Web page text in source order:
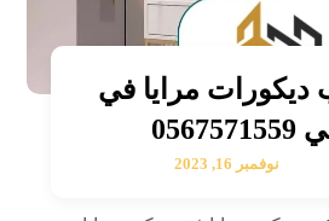
ديكورات مرايا في
نوفمبر 16, 2023